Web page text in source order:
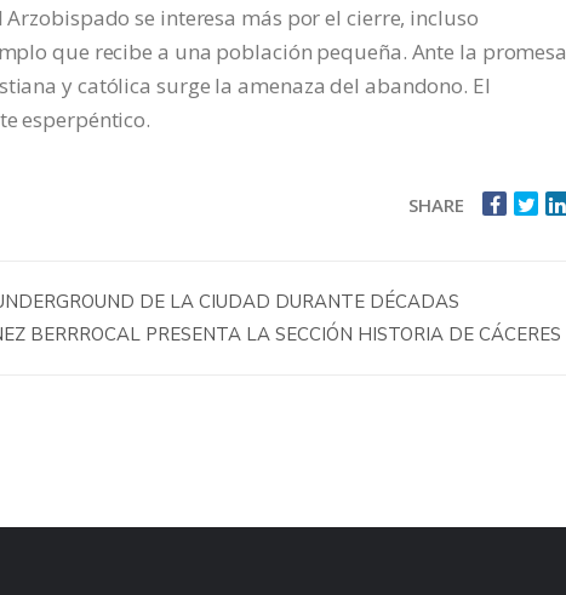
se interesa más por el cierre, incluso
que recibe a una población pequeña. Ante la promesa
y católica surge la amenaza del abandono. El
esperpéntico.
SHARE
DE LA CIUDAD DURANTE DÉCADAS
BERRROCAL PRESENTA LA SECCIÓN HISTORIA DE CÁCERES